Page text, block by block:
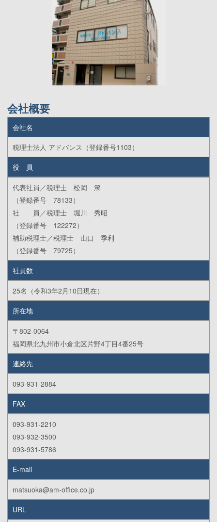
会社概要
会社名
税理士法人 アドバンス（登録番号1103）
役 員
代表社員／税理士 松岡 篤
（登録番号 78133）
社 員／税理士 堀川 秀昭
（登録番号 122272）
補助税理士／税理士 山口 季利
（登録番号 79725）
社員数
25名（令和3年2月10日現在）
所在地
〒802-0064
福岡県北九州市小倉北区片野4丁目4番25号
連絡先
093-931-2884
FAX
093-931-2210
093-932-3500
093-931-5786
E-mail
matsuoka@am-office.co.jp
URL